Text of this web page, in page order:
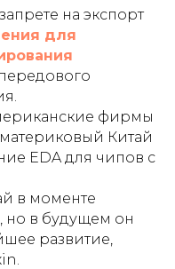
на экспорт
для
фирмы
Китай
EDA для чипов с
в моменте
но в будущем он
развитие,